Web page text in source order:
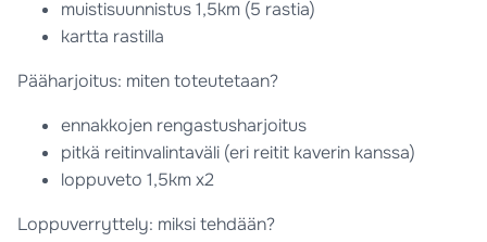
muistisuunnistus 1,5km (5 rastia)
kartta rastilla
Pääharjoitus: miten toteutetaan?
ennakkojen rengastusharjoitus
pitkä reitinvalintaväli (eri reitit kaverin kanssa)
loppuveto 1,5km x2
Loppuverryttely: miksi tehdään?